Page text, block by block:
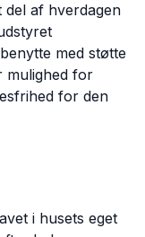
del af hverdagen
med støtte
mulighed for
for den
i husets eget